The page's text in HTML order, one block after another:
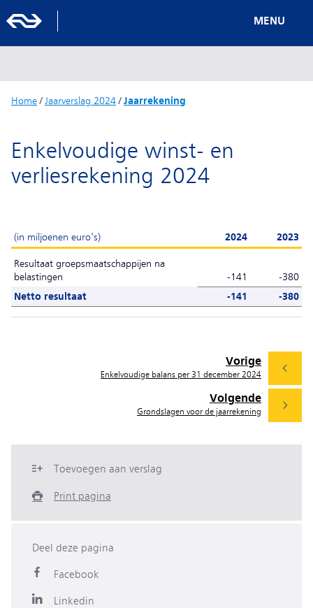
MENU
Home/ Jaarverslag 2024/Jaarrekening
Enkelvoudige winst- en
verliesrekening 2024
(in miljoenen euro's) 2024 2023
Resultaat groepsmaatschappijen na
belastingen
-141
-380
Netto resultaat
-141 -380
Volgende
Grondslagen voor de jaarrekening
Vorige
Enkelvoudige balans per 31 december 2024
Toevoegen aan verslag
Print pagina
Deel deze pagina
Facebook
Linkedin